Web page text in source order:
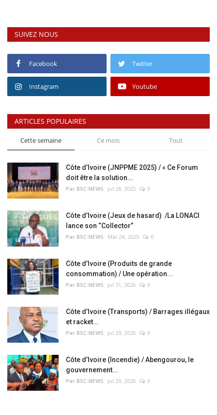
SUIVEZ NOUS
Facebook Twitter
Instagram Youtube
ARTICLES POPULAIRES
Cette semaine Ce mois Tout
Côte d’Ivoire (JNPPME 2025) / « Ce Forum
doit être la solution...
Par BSC-NEWS Jul 28, 2025 0
Côte d’Ivoire (Jeux de hasard) /La LONACI
lance son “Collector”
Par BSC-NEWS Mar 24, 2025 0
Côte d’Ivoire (Produits de grande
consommation) / Une opération...
Par BSC-NEWS Jul 31, 2026 0
Côte d’Ivoire (Transports) / Barrages illégaux
et racket...
Par BSC-NEWS Jul 29, 2026 0
Côte d’Ivoire (Incendie) / Abengourou, le
gouvernement...
Par BSC-NEWS Jul 29, 2026 0